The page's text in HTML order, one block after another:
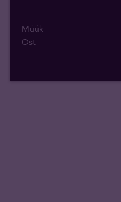
Müük
Ost